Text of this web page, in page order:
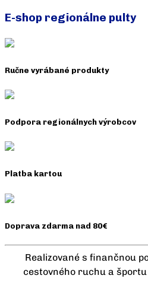
E-shop regionálne pulty
Ručne vyrábané produkty
Podpora regionálnych výrobcov
Platba kartou
Doprava zdarma nad 80€
Realizované s finančnou
cestovného ruchu a